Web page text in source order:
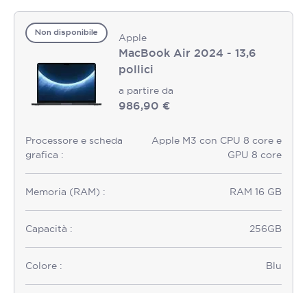
Non disponibile Apple
MacBook Air 2024 - 13,6
pollici
a partire da
986,90 €
Processore e scheda
grafica :
Apple M3 con CPU 8 core e
GPU 8 core
Memoria (RAM) : RAM 16 GB
Capacità : 256GB
Colore : Blu